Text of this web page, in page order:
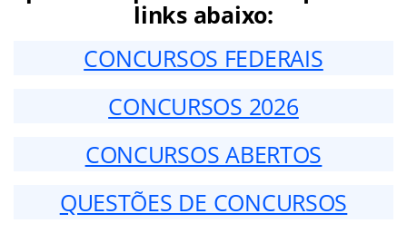
links abaixo:
CONCURSOS FEDERAIS
CONCURSOS 2026
CONCURSOS ABERTOS
QUESTÕES DE CONCURSOS